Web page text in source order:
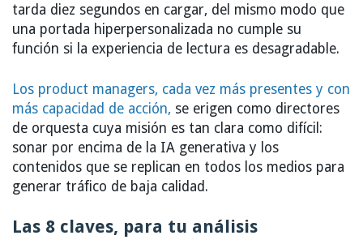
tarda diez segundos en cargar, del mismo modo que
una portada hiperpersonalizada no cumple su
función si la experiencia de lectura es desagradable.
Los product managers, cada vez más presentes y con
más capacidad de acción, se erigen como directores
de orquesta cuya misión es tan clara como difícil:
sonar por encima de la IA generativa y los
contenidos que se replican en todos los medios para
generar tráfico de baja calidad.
Las 8 claves, para tu análisis